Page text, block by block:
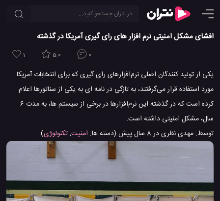
افشای مشکل امنیتی نرم افزار های رای گیری آمریکا در گذشته
1 5.0 0
یکی از تولید کنندگان اصلی نرم‌افزارهای رای گیری که برای انتخابات آمریکا
مورد استفاده قرار می‌گرفتند، به تازگی در نامه ای به یکی از سناتورها اعلام
کرده است که در گذشته این نرم‌افزارها در برخی از سیستم ها، به مدت 6
سال، مشکل امنیتی داشته است.
توسط: مهدی نظریدر8 سال پیش (دسته ها: امنیت,تکنولوژی)